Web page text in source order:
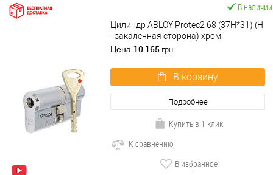
В наличии
Цилиндр ABLOY Protec2 68 (37H*31) (H
- закаленная сторона) хром
полированный
Цена 10 165 грн.
В корзину
Подробнее
Купить в 1 клик
К сравнению
В избранное